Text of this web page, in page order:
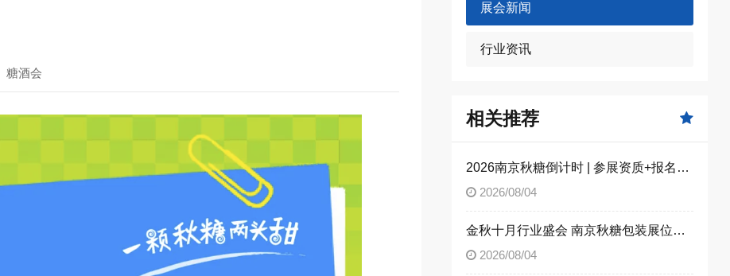
糖酒会
展会新闻
行业资讯
相关推荐
2026南京秋糖倒计时 | 参展资质+报名流程全攻略，别因手续不全错失良机（附材料清单）
2026/08/04
金秋十月行业盛会 南京秋糖包装展位限时合规抢订
2026/08/04